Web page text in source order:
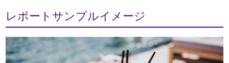
レポートサンプルイメージ